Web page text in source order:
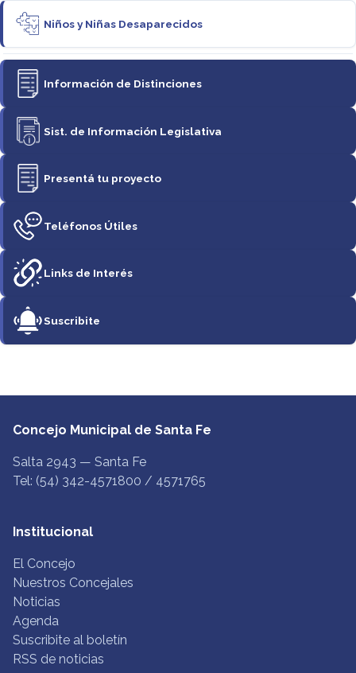
Niños y Niñas Desaparecidos
Información de Distinciones
Sist. de Información Legislativa
Presentá tu proyecto
Teléfonos Útiles
Links de Interés
Suscribite
Concejo Municipal de Santa Fe
Salta 2943 — Santa Fe
Tel: (54) 342-4571800 / 4571765
Institucional
El Concejo
Nuestros Concejales
Noticias
Agenda
Suscribite al boletín
RSS de noticias